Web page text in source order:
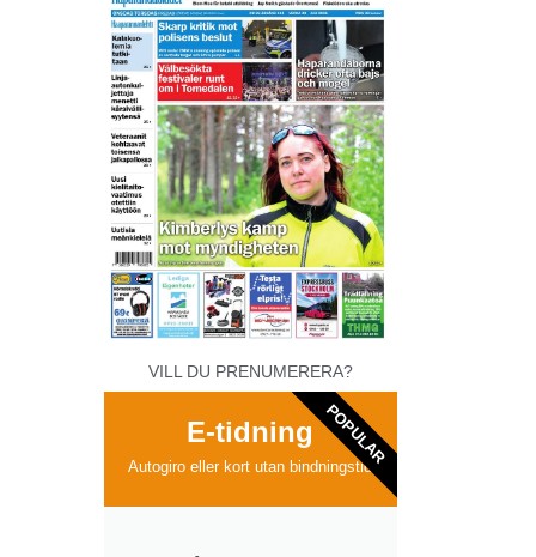
VILL DU PRENUMERERA?
E-tidning
Autogiro eller kort utan bindningstid
POPULAR